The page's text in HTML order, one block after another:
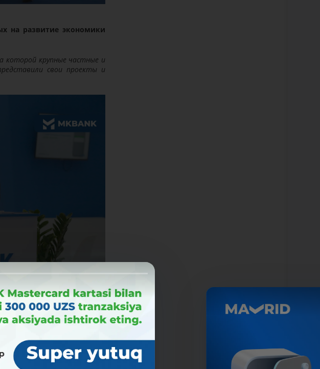
на развитие экономики
которой крупные частные и
свои проекты и
соглашений и